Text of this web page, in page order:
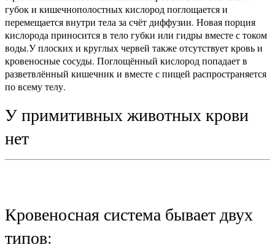
губок и кишечнополостных кислород поглощается и
перемещается внутри тела за счёт диффузии. Новая порция
кислорода приносится в тело губки или гидры вместе с током
воды.У плоских и круглых червей также отсутствует кровь и
кровеносные сосуды. Поглощённый кислород попадает в
разветвлённый кишечник и вместе с пищей распространяется
по всему телу.
У примитивных животных крови
нет
Кровеносная система бывает двух
типов: